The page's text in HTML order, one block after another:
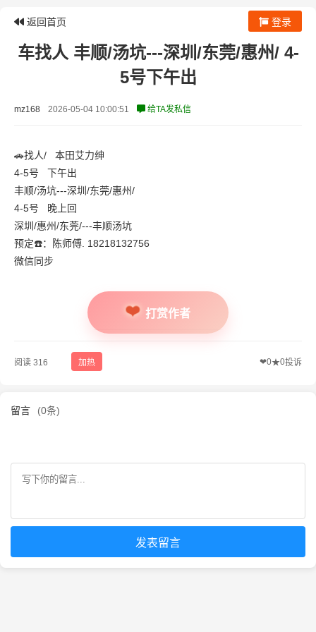
返回首页 登录
车找人 丰顺/汤坑---深圳/东莞/惠州/ 4-
5号下午出
mz168 2026-05-04 10:00:51 给TA发私信
🚗找人/ 本田艾力绅
4-5号 下午出
丰顺/汤坑---深圳/东莞/惠州/
4-5号 晚上回
深圳/惠州/东莞/---丰顺汤坑
预定☎️：陈师傅. 18218132756
微信同步
打赏作者
阅读 316 加热 ❤0★0投诉
留言 (0条)
发表留言